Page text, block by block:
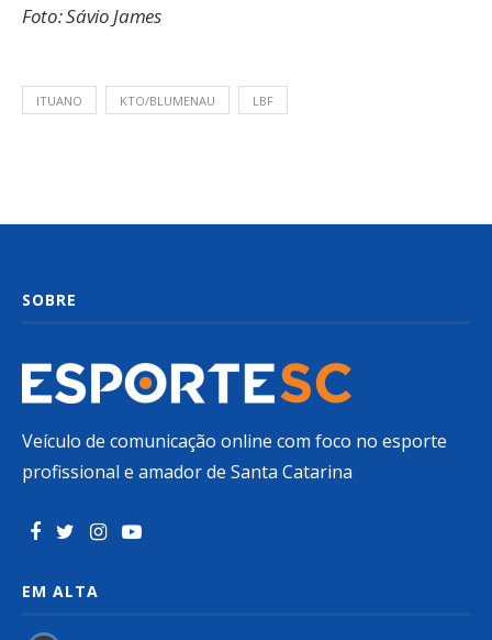
Foto: Sávio James
ITUANO KTO/BLUMENAU LBF
SOBRE
Veículo de comunicação online com foco no esporte
profissional e amador de Santa Catarina
EM ALTA